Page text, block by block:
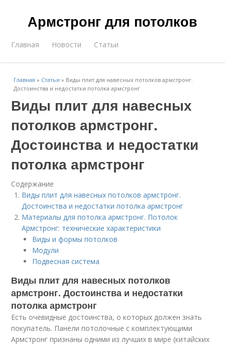
Армстронг для потолков
Главная Новости Статьи
Главная » Статьи » Виды плит для навесных потолков армстронг.
Достоинства и недостатки потолка армстронг
Виды плит для навесных
потолков армстронг.
Достоинства и недостатки
потолка армстронг
Содержание
Виды плит для навесных потолков армстронг.
Достоинства и недостатки потолка армстронг
Материалы для потолка армстронг. Потолок
Армстронг: технические характеристики
Виды и формы потолков
Модули
Подвесная система
Виды плит для навесных потолков
армстронг. Достоинства и недостатки
потолка армстронг
Есть очевидные достоинства, о которых должен знать
покупатель. Панели потолочные с комплектующими
Армстронг признаны одними из лучших в мире (китайских